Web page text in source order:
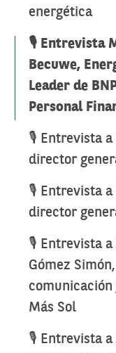
energética
🎙️ Entrevista
Becuwe,
Leader de
Personal
🎙️ Entrevista a
director
🎙️ Entrevista a
director
🎙️ Entrevista a
Gómez
Más Sol
🎙️ Entrevista a